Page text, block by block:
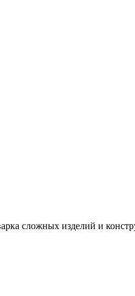
сложных изделий и